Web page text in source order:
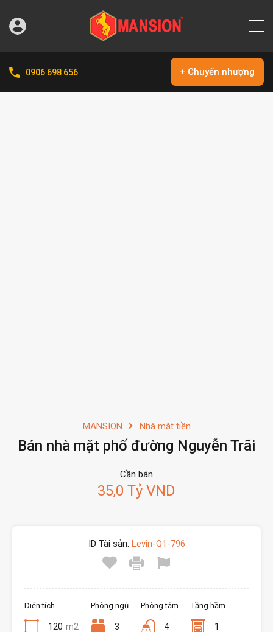
0906 698 656 + Chuyển nhượng
MANSION Nhà mặt tiền
Bán nhà mặt phố đường Nguyễn Trãi
Cần bán
35,0 Tỷ VND
ID Tài sản: Levin-Q1-796
Diện tích
120 m2
Phòng ngủ
3
Phòng tắm
4
Tầng hầm
1